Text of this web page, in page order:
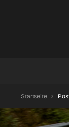
Startseite